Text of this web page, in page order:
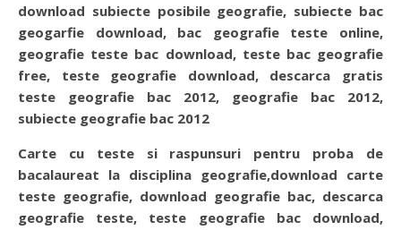
download subiecte posibile geografie, subiecte bac
geogarfie download, bac geografie teste online,
geografie teste bac download, teste bac geografie
free, teste geografie download, descarca gratis
teste geografie bac 2012, geografie bac 2012,
subiecte geografie bac 2012
Carte cu teste si raspunsuri pentru proba de
bacalaureat la disciplina geografie,download carte
teste geografie, download geografie bac, descarca
geografie teste, teste geografie bac download,